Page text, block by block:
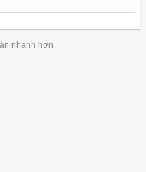
nhanh hơn